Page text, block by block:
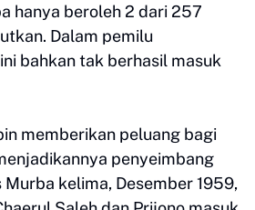
hanya beroleh 2 dari 257
Dalam pemilu
bahkan tak berhasil masuk
memberikan peluang bagi
penyeimbang
Murba kelima, Desember 1959,